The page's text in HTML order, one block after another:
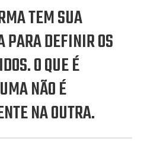
TEM SUA
PARA DEFINIR OS
O QUE É
NÃO É
NA OUTRA.